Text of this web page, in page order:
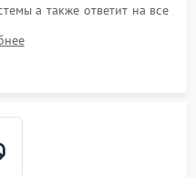
а также ответит на все